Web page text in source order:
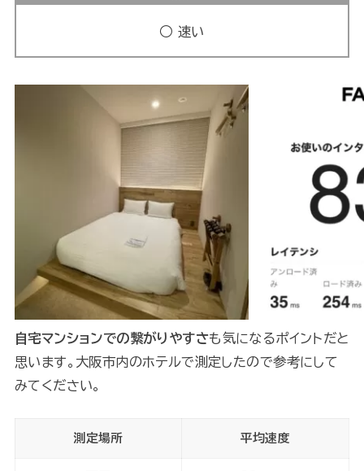
○ 速い
自宅マンションでの繋がりやすさも気になるポイントだと
思います。大阪市内のホテルで測定したので参考にして
みてください。
測定場所 平均速度